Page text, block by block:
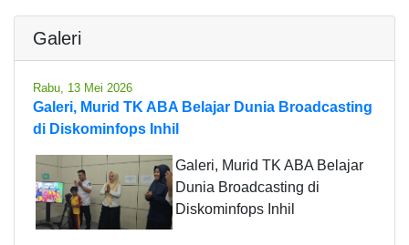
Galeri
Rabu, 13 Mei 2026
Galeri, Murid TK ABA Belajar Dunia Broadcasting
di Diskominfops Inhil
Galeri, Murid TK ABA Belajar
Dunia Broadcasting di
Diskominfops Inhil